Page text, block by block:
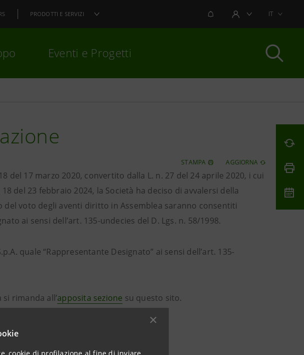
cookie di profilazione al fine di inviare
PRODOTTI E SERVIZI NOTIFICHEAREA UTENTEIT
Eventi e Progetti
STAMPA AGGIORNA
del 17 marzo 2020, convertito dalla L. n. 27 del 24 aprile 2020, i cui
del 23 febbraio 2024, la Società ha deciso di avvalersi della
del voto degli aventi diritto in Assemblea saranno consentiti
ai sensi dell’art. 135-undecies del D. Lgs. n. 58/1998.
quale “Rappresentante Designato” ai sensi dell’art. 135-
rimanda all’apposita sezione su questo sito.
per gli aventi diritto.